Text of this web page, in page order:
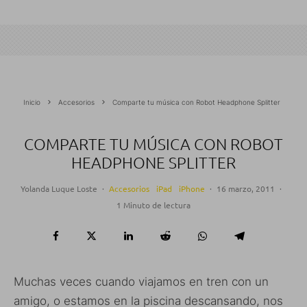
Inicio Accesorios Comparte tu música con Robot Headphone Splitter
COMPARTE TU MÚSICA CON ROBOT
HEADPHONE SPLITTER
Yolanda Luque Loste · Accesorios iPad iPhone · 16 marzo, 2011
·
1 Minuto de lectura
Muchas veces cuando viajamos en tren con un
amigo, o estamos en la piscina descansando, nos